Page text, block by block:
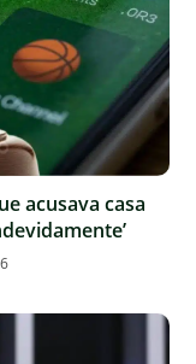
acusava casa